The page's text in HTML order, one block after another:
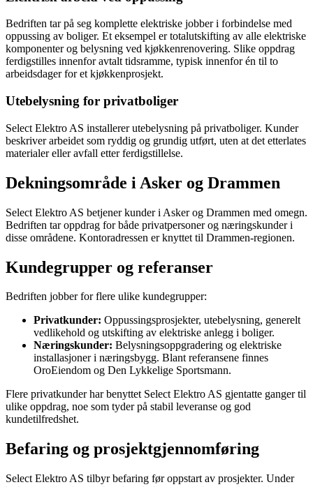
Bedriften tar på seg komplette elektriske jobber i forbindelse med
oppussing av boliger. Et eksempel er totalutskifting av alle elektriske
komponenter og belysning ved kjøkkenrenovering. Slike oppdrag
ferdigstilles innenfor avtalt tidsramme, typisk innenfor én til to
arbeidsdager for et kjøkkenprosjekt.
Utebelysning for privatboliger
Select Elektro AS installerer utebelysning på privatboliger. Kunder
beskriver arbeidet som ryddig og grundig utført, uten at det etterlates
materialer eller avfall etter ferdigstillelse.
Dekningsområde i Asker og Drammen
Select Elektro AS betjener kunder i Asker og Drammen med omegn.
Bedriften tar oppdrag for både privatpersoner og næringskunder i
disse områdene. Kontoradressen er knyttet til Drammen-regionen.
Kundegrupper og referanser
Bedriften jobber for flere ulike kundegrupper:
Privatkunder: Oppussingsprosjekter, utebelysning, generelt
vedlikehold og utskifting av elektriske anlegg i boliger.
Næringskunder: Belysningsoppgradering og elektriske
installasjoner i næringsbygg. Blant referansene finnes
OroEiendom og Den Lykkelige Sportsmann.
Flere privatkunder har benyttet Select Elektro AS gjentatte ganger til
ulike oppdrag, noe som tyder på stabil leveranse og god
kundetilfredshet.
Befaring og prosjektgjennomføring
Select Elektro AS tilbyr befaring før oppstart av prosjekter. Under